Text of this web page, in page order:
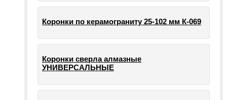
Коронки по керамограниту 25-102 мм К-069
Коронки сверла алмазные
УНИВЕРСАЛЬНЫЕ